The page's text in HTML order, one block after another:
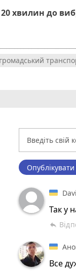
хвилин до
громадський
Так у
reply
Все